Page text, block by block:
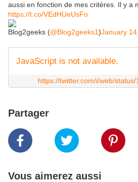
aussi en fonction de mes critères. Il y a
https://t.co/VEdHUeUsFo
Blog2geeks (@Blog2geeks1)January
JavaScript is not available.
https://twitter.com/i/web/
Partager
Vous aimerez aussi